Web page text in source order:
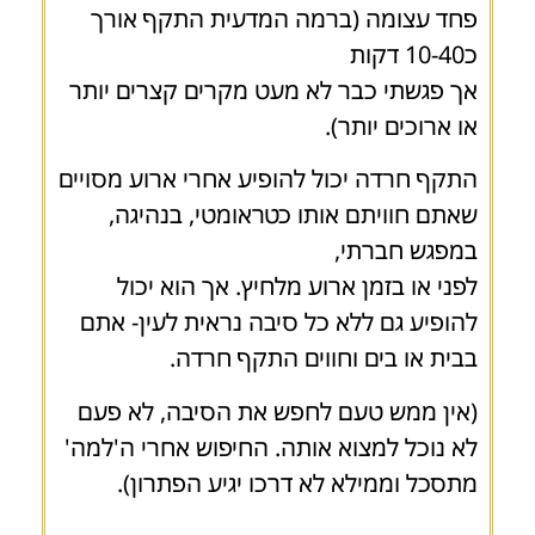
פחד עצומה (ברמה המדעית התקף אורך
כ10-40 דקות
אך פגשתי כבר לא מעט מקרים קצרים יותר
או ארוכים יותר).
התקף חרדה יכול להופיע אחרי ארוע מסויים
שאתם חוויתם אותו כטראומטי, בנהיגה,
במפגש חברתי,
לפני או בזמן ארוע מלחיץ. אך הוא יכול
להופיע גם ללא כל סיבה נראית לעין- אתם
בבית או בים וחווים התקף חרדה.
(אין ממש טעם לחפש את הסיבה, לא פעם
לא נוכל למצוא אותה. החיפוש אחרי ה'למה'
מתסכל וממילא לא דרכו יגיע הפתרון).